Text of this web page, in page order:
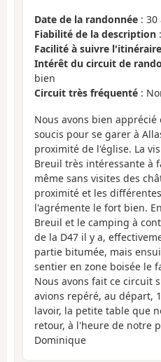
Date de la randonnée : 30
Fiabilité de la description
Facilité à suivre l'itinéraire
Intérêt du circuit de
bien
Circuit très fréquenté :
Nous avons bien
soucis pour se garer à
proximité de l'église. La
Breuil très intéressante à
même sans visites des
proximité et les
l'agrémente le fort bien.
Breuil et le camping à
de la D47 il y a,
partie bitumée, mais
sentier en zone boisée le
Nous avons fait ce circuit
avions repéré, au départ,
lavoir, la petite table que
retour, à l'heure de notre
Dominique